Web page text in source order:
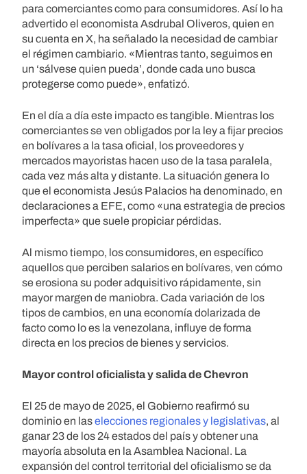
para comerciantes como para consumidores. Así lo ha
advertido el economista Asdrubal Oliveros, quien en
su cuenta en X, ha señalado la necesidad de cambiar
el régimen cambiario. «Mientras tanto, seguimos en
un ‘sálvese quien pueda’, donde cada uno busca
protegerse como puede», enfatizó.
En el día a día este impacto es tangible. Mientras los
comerciantes se ven obligados por la ley a fijar precios
en bolívares a la tasa oficial, los proveedores y
mercados mayoristas hacen uso de la tasa paralela,
cada vez más alta y distante. La situación genera lo
que el economista Jesús Palacios ha denominado, en
declaraciones a EFE, como «una estrategia de precios
imperfecta» que suele propiciar pérdidas.
Al mismo tiempo, los consumidores, en específico
aquellos que perciben salarios en bolívares, ven cómo
se erosiona su poder adquisitivo rápidamente, sin
mayor margen de maniobra. Cada variación de los
tipos de cambios, en una economía dolarizada de
facto como lo es la venezolana, influye de forma
directa en los precios de bienes y servicios.
Mayor control oficialista y salida de Chevron
El 25 de mayo de 2025, el Gobierno reafirmó su
dominio en laselecciones regionales y legislativas, al
ganar 23 de los 24 estados del país y obtener una
mayoría absoluta en la Asamblea Nacional. La
expansión del control territorial del oficialismo se da